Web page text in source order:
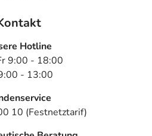
Hotline
9:00 - 18:00
- 13:00
10 (Festnetztarif)